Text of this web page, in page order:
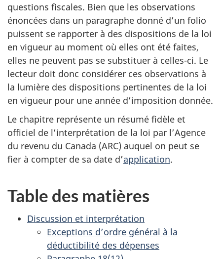
questions fiscales. Bien que les observations
énoncées dans un paragraphe donné d’un folio
puissent se rapporter à des dispositions de la loi
en vigueur au moment où elles ont été faites,
elles ne peuvent pas se substituer à celles-ci. Le
lecteur doit donc considérer ces observations à
la lumière des dispositions pertinentes de la loi
en vigueur pour une année d’imposition donnée.
Le chapitre représente un résumé fidèle et
officiel de l’interprétation de la loi par l’Agence
du revenu du Canada (ARC) auquel on peut se
fier à compter de sa date d’application.
Table des matières
Discussion et interprétation
Exceptions d’ordre général à la
déductibilité des dépenses